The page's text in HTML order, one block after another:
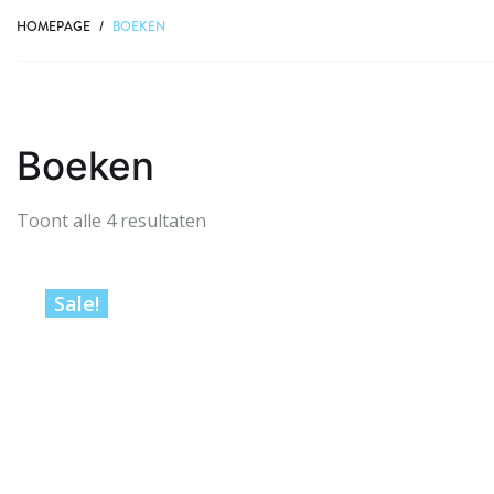
HOMEPAGE / BOEKEN
Boeken
Toont alle 4 resultaten
Sale!